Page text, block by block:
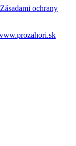
Zásadami ochrany